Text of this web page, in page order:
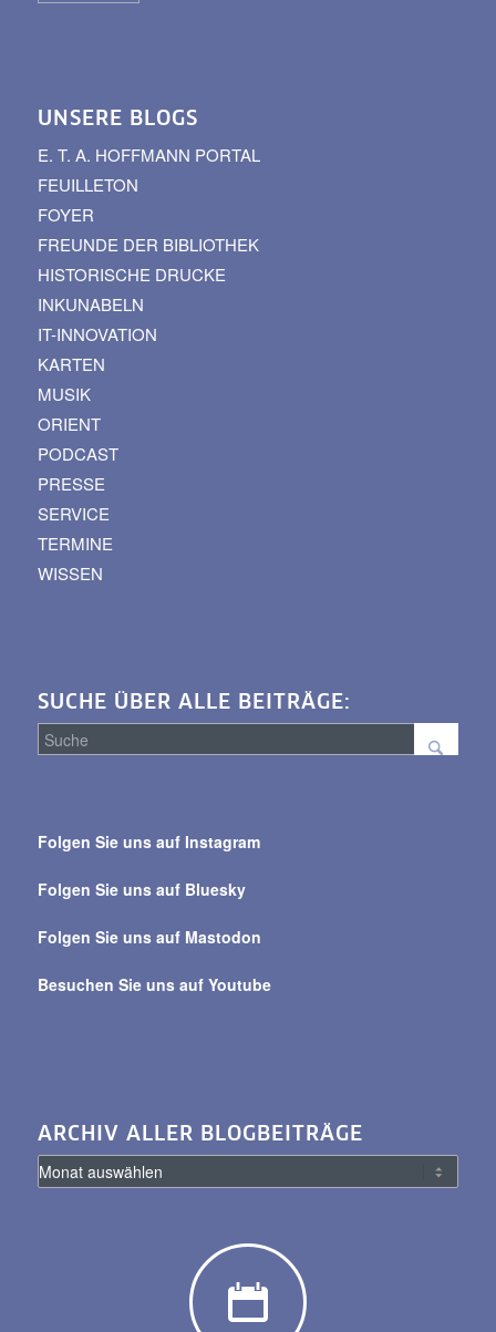
UNSERE BLOGS
E. T. A. HOFFMANN PORTAL
FEUILLETON
FOYER
FREUNDE DER BIBLIOTHEK
HISTORISCHE DRUCKE
INKUNABELN
IT-INNOVATION
KARTEN
MUSIK
ORIENT
PODCAST
PRESSE
SERVICE
TERMINE
WISSEN
SUCHE ÜBER ALLE BEITRÄGE:
alle
Folgen Sie uns auf Instagram
Folgen Sie uns auf Bluesky
Folgen Sie uns auf Mastodon
Besuchen Sie uns auf Youtube
ARCHIV ALLER BLOGBEITRÄGE